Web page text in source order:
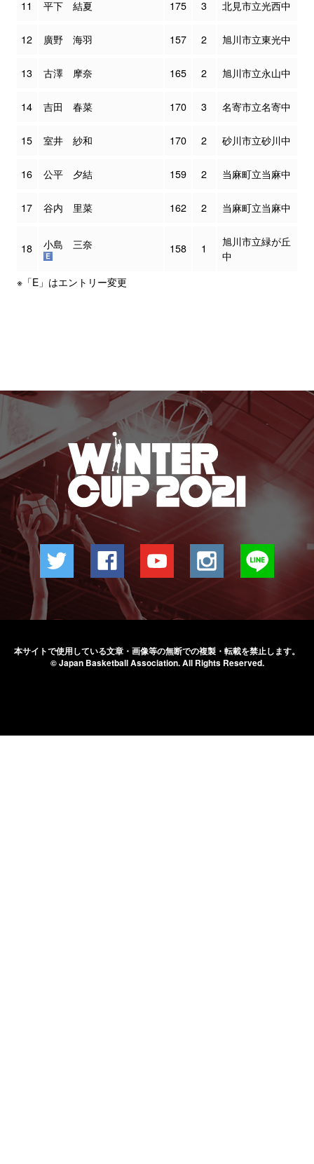
11 平下 結夏 175 3 北見市立光西中
12 廣野 海羽 157 2 旭川市立東光中
13 古澤 摩奈 165 2 旭川市立永山中
14 吉田 春菜 170 3 名寄市立名寄中
15 室井 紗和 170 2 砂川市立砂川中
16 公平 夕結 159 2 当麻町立当麻中
17 谷内 里菜 162 2 当麻町立当麻中
18 小島 三奈 158 1
旭川市立緑が丘
中
※「E」はエントリー変更
本サイトで使用している文章・画像等の無断での複製・転載を禁止します。
© Japan Basketball Association.All Rights Reserved.